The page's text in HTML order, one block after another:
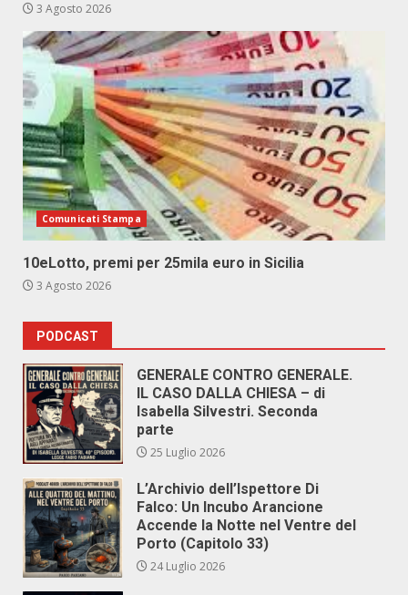
3 Agosto 2026
Comunicati Stampa
10eLotto, premi per 25mila euro in Sicilia
3 Agosto 2026
PODCAST
GENERALE CONTRO GENERALE.
IL CASO DALLA CHIESA – di
Isabella Silvestri. Seconda
parte
25 Luglio 2026
L’Archivio dell’Ispettore Di
Falco: Un Incubo Arancione
Accende la Notte nel Ventre del
Porto (Capitolo 33)
24 Luglio 2026